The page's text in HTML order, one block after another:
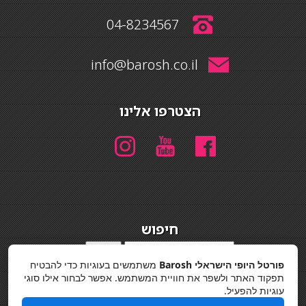
04-8234567
info@barosh.co.il
הצטרפו אלינו
חיפוש
מדיניות פרטיות
פורטל היופי הישראלי Barosh
משתמשים בעוגיות כדי להבטיח
תפקוד האתר ולשפר את חוויית המשתמש. אפשר לבחור אילו סוגי
עוגיות להפעיל.